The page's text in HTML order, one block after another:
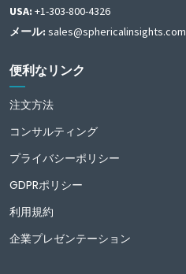
USA: +1-303-800-4326
メール: sales@sphericalinsights.com
便利なリンク
注文方法
コンサルティング
プライバシーポリシー
GDPRポリシー
利用規約
企業プレゼンテーション